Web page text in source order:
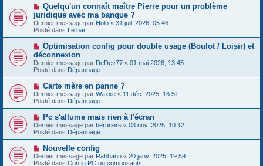
N
u
v
e
a
u
m
e
s
a
g
e
Quelqu'un connaît maître Pierre pour un problème
juridique avec ma banque ?
Dernier message par Holo « 31 juil. 2026, 05:46
Posté dans Le bar
N
o
u
v
e
a
u
m
e
s
s
a
g
e
Optimisation config pour double usage (Boulot / Loisir) et
déconnexion
Dernier message par DeDev77 « 01 mai 2026, 13:45
Posté dans Dépannage
N
o
u
v
e
a
u
m
e
s
a
Carte mère en panne ?
Dernier message par Waxxe « 11 déc. 2025, 16:51
Posté dans Dépannage
N
o
u
v
e
a
u
m
Pc s'allume mais rien à l'écran
Dernier message par beruriers « 03 nov. 2025, 10:12
Posté dans Dépannage
N
o
u
Nouvelle config
Dernier message par Rahhann « 20 janv. 2025, 19:59
Posté dans Config PC ou composants